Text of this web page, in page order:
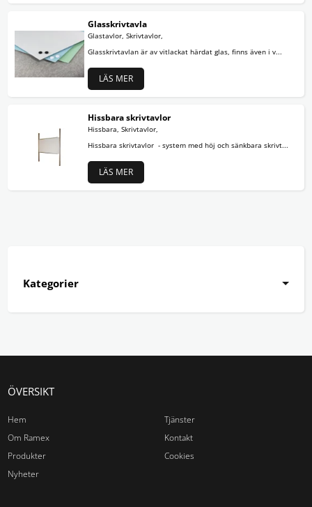
Glasskrivtavla
Glastavlor, Skrivtavlor,
Glasskrivtavlan är av vitlackat härdat glas, finns även i v...
LÄS MER
Hissbara skrivtavlor
Hissbara, Skrivtavlor,
Hissbara skrivtavlor - system med höj och sänkbara skrivt...
LÄS MER
Kategorier
Tillbehör
ÖVERSIKT
Hem
Om Ramex
Produkter
Nyheter
Tjänster
Kontakt
Cookies